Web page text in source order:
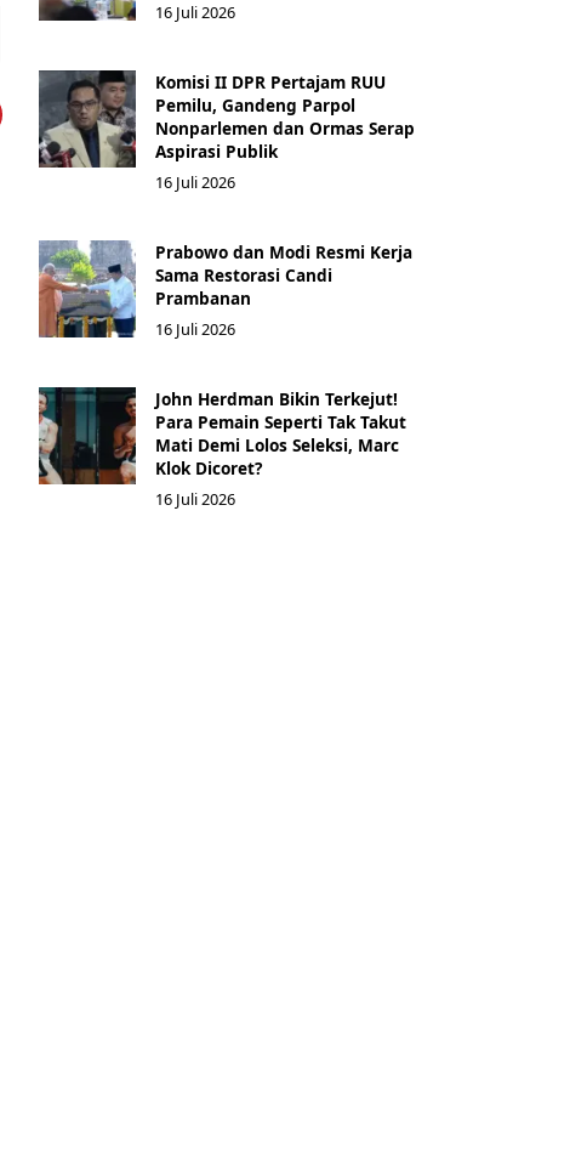
16 Juli 2026
Komisi II DPR Pertajam RUU
Pemilu, Gandeng Parpol
Nonparlemen dan Ormas Serap
Aspirasi Publik
16 Juli 2026
Prabowo dan Modi Resmi Kerja
Sama Restorasi Candi
Prambanan
16 Juli 2026
John Herdman Bikin Terkejut!
Para Pemain Seperti Tak Takut
Mati Demi Lolos Seleksi, Marc
Klok Dicoret?
16 Juli 2026